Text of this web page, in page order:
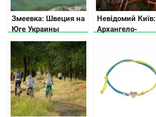
Змеевка: Швеция на
Юге Украины
Невідомий Київ:
Архангело-
Монастир